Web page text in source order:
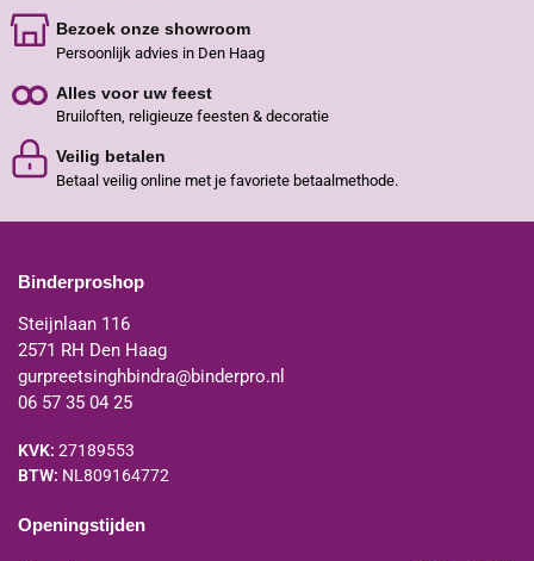
Bezoek onze showroom
Persoonlijk advies in Den Haag
Alles voor uw feest
Bruiloften, religieuze feesten & decoratie
Veilig betalen
Betaal veilig online met je favoriete betaalmethode.
Binderproshop
Steijnlaan 116
2571 RH Den Haag
gurpreetsinghbindra@binderpro.nl
06 57 35 04 25
KVK: 27189553
BTW: NL809164772
Openingstijden